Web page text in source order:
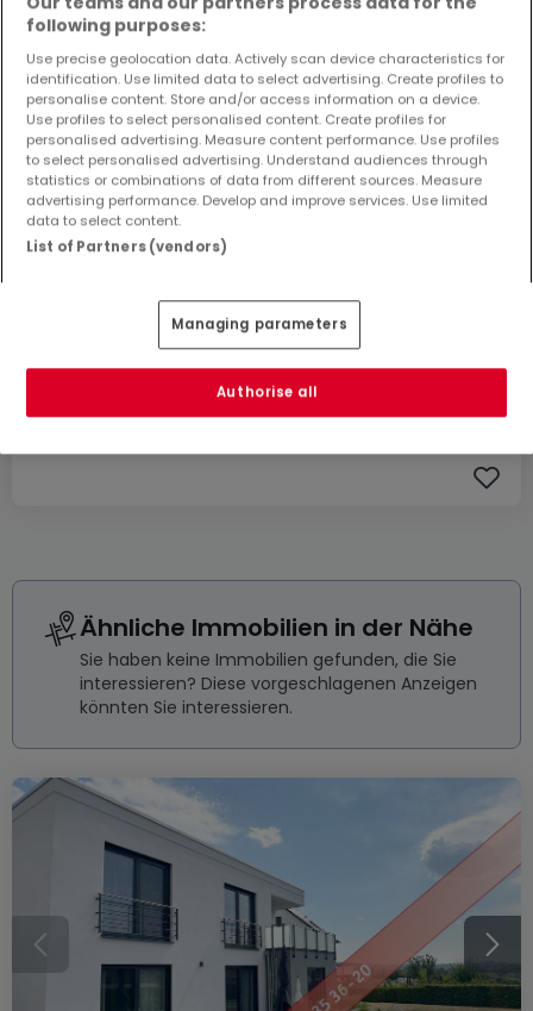
10 Zimmer zum Kauf inHetzerath
180 m² 10 3 1
Ähnliche Immobilien in der Nähe
Sie haben keine Immobilien gefunden, die Sie
interessieren? Diese vorgeschlagenen Anzeigen
könnten Sie interessieren.
following purposes:
Use precise geolocation data. Actively scan device characteristics for
identification. Use limited data to select advertising. Create profiles to
personalise content. Store and/or access information on a device.
Use profiles to select personalised content. Create profiles for
personalised advertising. Measure content performance. Use profiles
to select personalised advertising. Understand audiences through
statistics or combinations of data from different sources. Measure
advertising performance. Develop and improve services. Use limited
data to select content.
List of Partners (vendors)
Managing parameters
Authorise all